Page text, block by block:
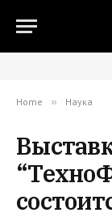
Home » Наука